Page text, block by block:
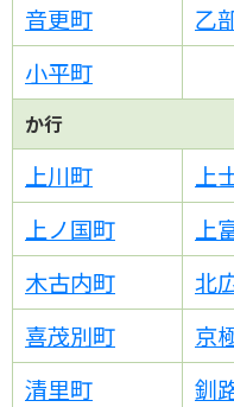
お客様の個
はお問合わ
音更町
乙
小平町
か行
上川町 上
上ノ国町
上
木古内町
北
喜茂別町
京
清里町
釧